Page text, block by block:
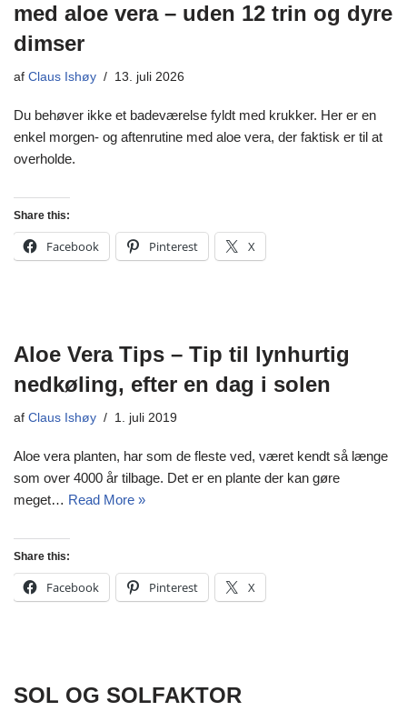
med aloe vera – uden 12 trin og dyre
dimser
af Claus Ishøy 13. juli 2026
Du behøver ikke et badeværelse fyldt med krukker. Her er en
enkel morgen- og aftenrutine med aloe vera, der faktisk er til at
overholde.
Share this:
Facebook Pinterest X
Aloe Vera Tips – Tip til lynhurtig
nedkøling, efter en dag i solen
af Claus Ishøy 1. juli 2019
Aloe vera planten, har som de fleste ved, været kendt så længe
som over 4000 år tilbage. Det er en plante der kan gøre
meget… Read More »
Share this:
Facebook Pinterest X
SOL OG SOLFAKTOR